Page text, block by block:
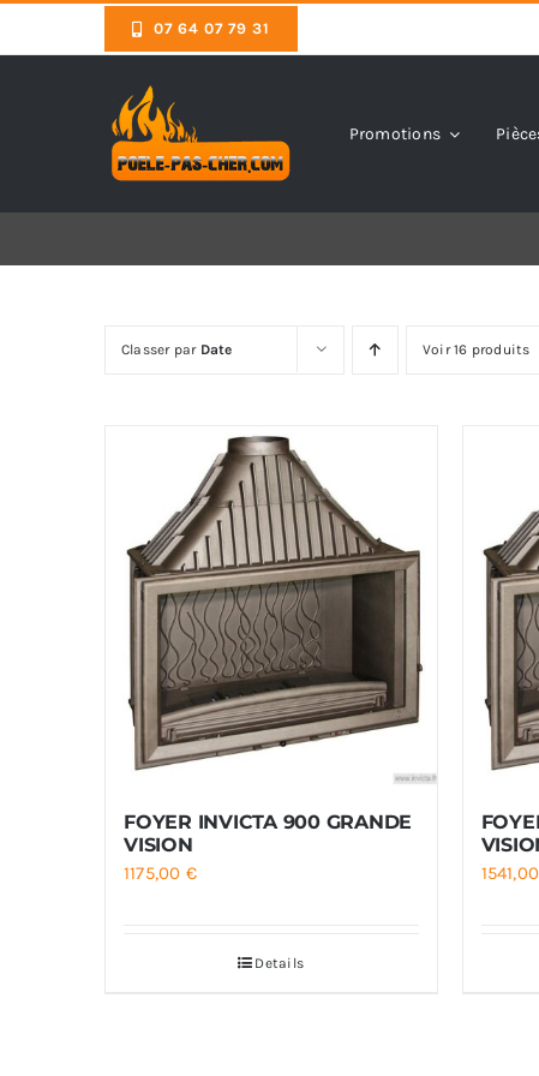
07 64 07 79 31
Promotions
Classer par Date Voir 16 produits
FOYER INVICTA 900 GRANDE
VISION
1175,00 €
Details